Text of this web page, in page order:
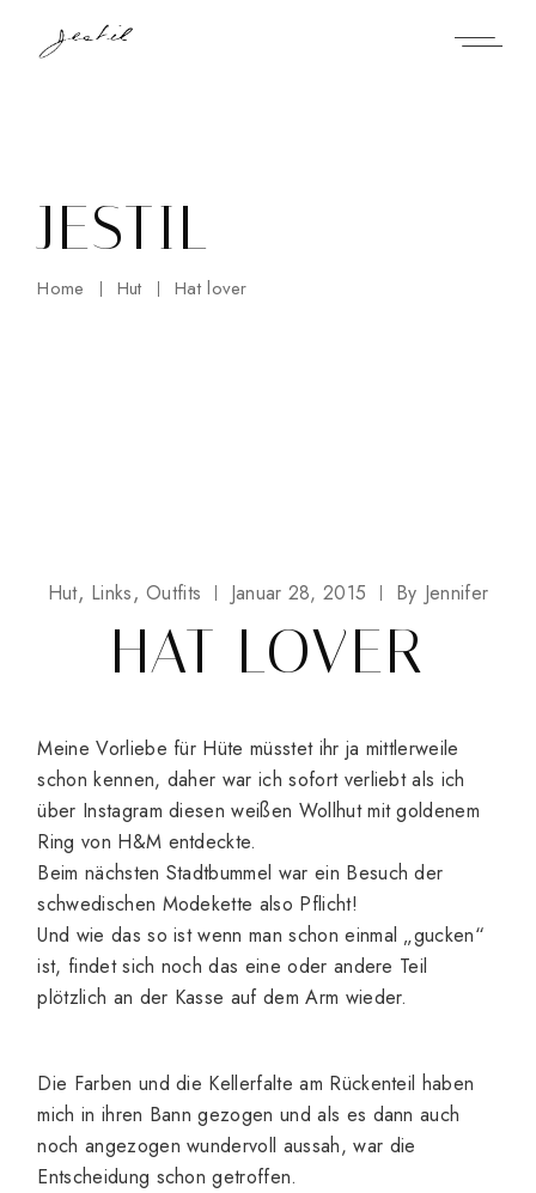
content
JESTIL
Home Hut Hat lover
Hut Links Outfits Januar 28, 2015 By Jennifer
HAT LOVER
Meine Vorliebe für Hüte müsstet ihr ja mittlerweile
schon kennen, daher war ich sofort verliebt als ich
über Instagram diesen weißen Wollhut mit goldenem
Ring von H&M entdeckte.
Beim nächsten Stadtbummel war ein Besuch der
schwedischen Modekette also Pflicht!
Und wie das so ist wenn man schon einmal „gucken“
ist, findet sich noch das eine oder andere Teil
plötzlich an der Kasse auf dem Arm wieder.
Die Farben und die Kellerfalte am Rückenteil haben
mich in ihren Bann gezogen und als es dann auch
noch angezogen wundervoll aussah, war die
Entscheidung schon getroffen.